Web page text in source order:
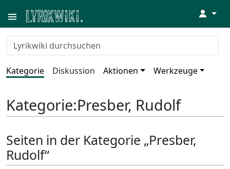
↓
Kategorie Diskussion Aktionen Werkzeuge
Kategorie:Presber, Rudolf
Seiten in der Kategorie „Presber,
Rudolf“